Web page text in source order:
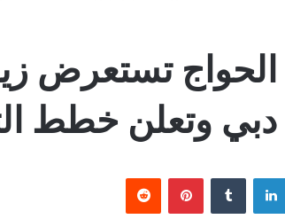
تستعرض
وتعلن خطط
لينكدإن بينتيريست